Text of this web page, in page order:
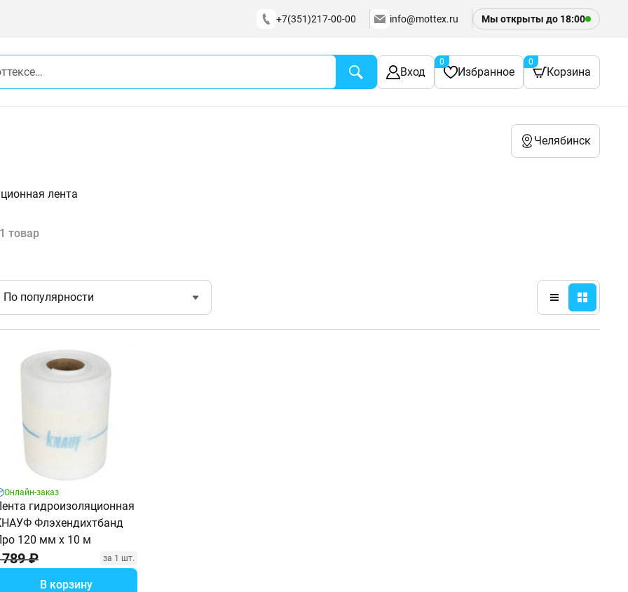
+7(351)217-00-00 info@mottex.ru Мы открыты до 18:00
Вход Избранное
0
Корзина
0
Челябинск
лента
1 товар
По популярности
Онлайн-заказ
гидроизоляционная
Флэхендихтбанд
120 мм х 10 м
₽ за 1 шт.
В корзину